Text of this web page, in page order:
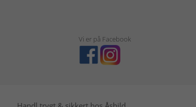
Vi er på Facebook